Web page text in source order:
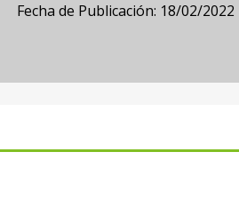
Fecha de Publicación: 18/02/2022